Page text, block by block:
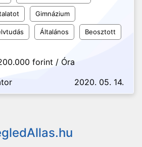
Gimnázium
Általános Beosztott
forint / Óra
2020. 05. 14.